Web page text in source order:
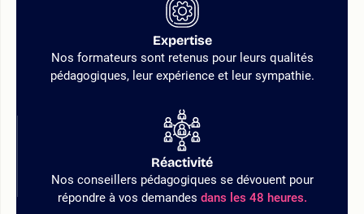
Expertise
Nos formateurs sont retenus pour leurs qualités
pédagogiques, leur expérience et leur sympathie.
Réactivité
Nos conseillers pédagogiques se dévouent pour
répondre à vos demandes dans les 48 heures.